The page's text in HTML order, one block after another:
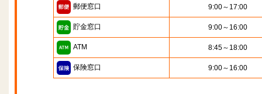
郵便窓口 9:00～17:00
貯金窓口 9:00～16:00
ATM 8:45～18:00
保険窓口 9:00～16:00